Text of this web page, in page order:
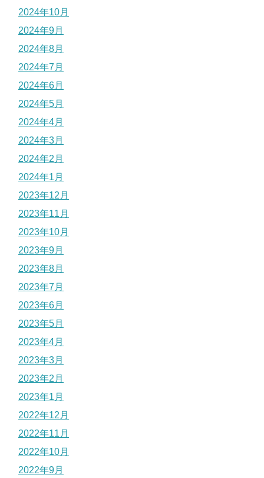
2024年10月
2024年9月
2024年8月
2024年7月
2024年6月
2024年5月
2024年4月
2024年3月
2024年2月
2024年1月
2023年12月
2023年11月
2023年10月
2023年9月
2023年8月
2023年7月
2023年6月
2023年5月
2023年4月
2023年3月
2023年2月
2023年1月
2022年12月
2022年11月
2022年10月
2022年9月